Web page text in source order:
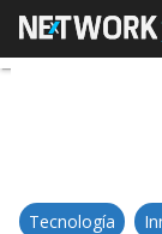
Tecnología